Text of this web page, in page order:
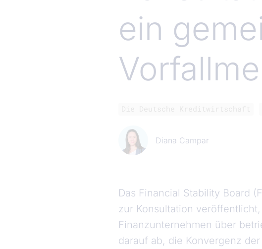
ein
Diana Campar
Das Financial Stability Board
zur Konsultation
Finanzunternehmen über
darauf ab, die Konvergenz